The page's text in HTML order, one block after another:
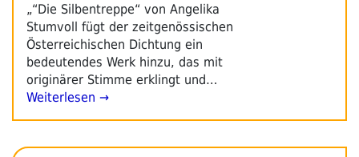
„“Die Silbentreppe“ von Angelika
Stumvoll fügt der zeitgenössischen
Österreichischen Dichtung ein
bedeutendes Werk hinzu, das mit
originärer Stimme erklingt und…
Weiterlesen →